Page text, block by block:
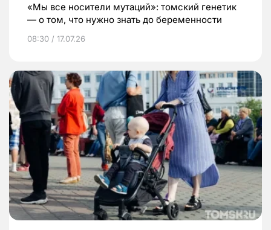
«Мы все носители мутаций»: томский генетик
— о том, что нужно знать до беременности
08:30 / 17.07.26